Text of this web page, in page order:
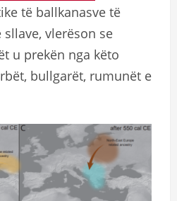
të ballkanasve të
vlerëson se
u prekën nga këto
bullgarët, rumunët e